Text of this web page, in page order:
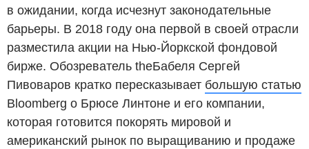
в ожидании, когда исчезнут законодательные
барьеры. В 2018 году она первой в своей отрасли
разместила акции на Нью-Йоркской фондовой
бирже. Обозреватель theБабеля Сергей
Пивоваров кратко пересказывает большую статью
Bloomberg о Брюсе Линтоне и его компании,
которая готовится покорять мировой и
американский рынок по выращиванию и продаже